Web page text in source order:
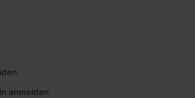
zu den einzelnen Cookies findest
anmelden